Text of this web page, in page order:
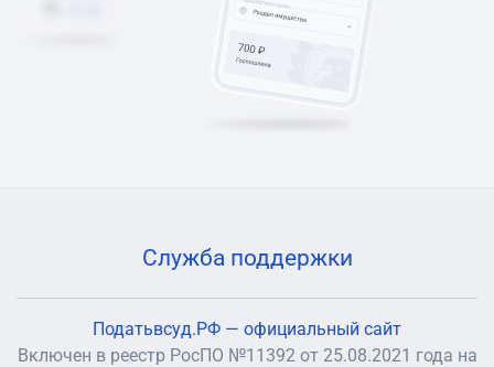
Служба поддержки
Податьвсуд.РФ — официальный сайт
Включен в реестр РосПО №11392 от 25.08.2021 года на